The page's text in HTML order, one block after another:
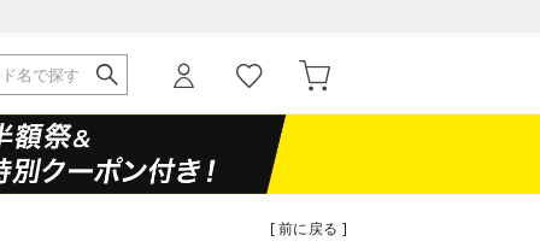
[ 前に戻る ]